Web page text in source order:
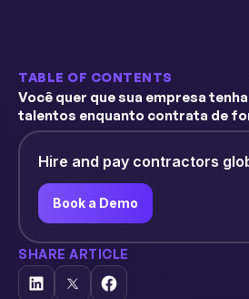
TABLE OF CONTENTS
Você quer que sua empresa
talentos enquanto contrata de
Hire and pay contractors
Book a Demo
SHARE ARTICLE